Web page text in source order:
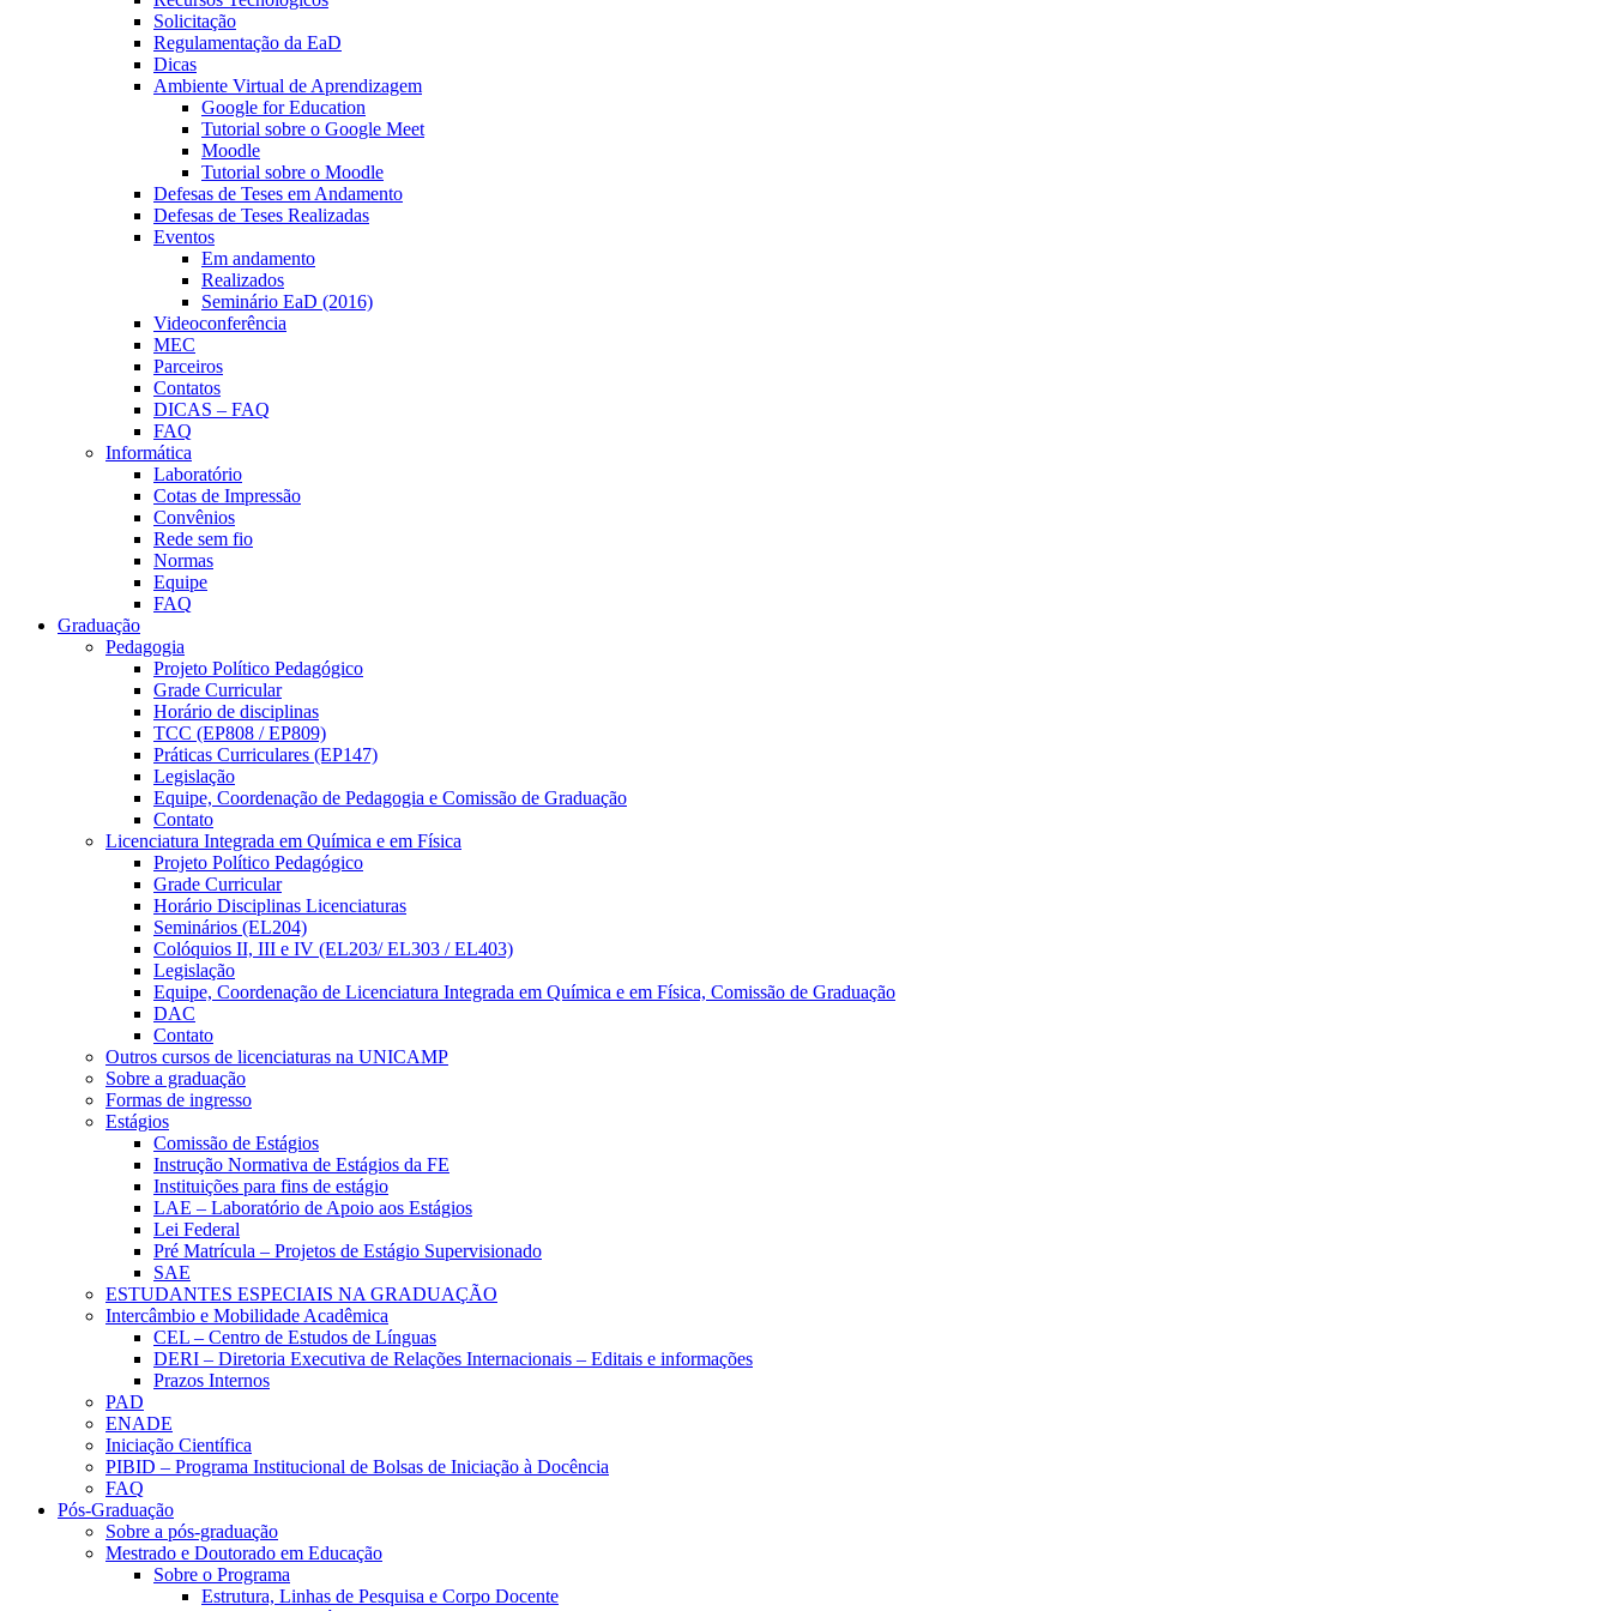
Solicitação
Regulamentação da EaD
Dicas
Ambiente Virtual de Aprendizagem
Google for Education
Tutorial sobre o Google Meet
Moodle
Tutorial sobre o Moodle
Defesas de Teses em Andamento
Defesas de Teses Realizadas
Eventos
Em andamento
Realizados
Seminário EaD (2016)
Videoconferência
MEC
Parceiros
Contatos
DICAS – FAQ
FAQ
Informática
Laboratório
Cotas de Impressão
Convênios
Rede sem fio
Normas
Equipe
FAQ
Graduação
Pedagogia
Projeto Político Pedagógico
Grade Curricular
Horário de disciplinas
TCC (EP808 / EP809)
Práticas Curriculares (EP147)
Legislação
Equipe, Coordenação de Pedagogia e Comissão de Graduação
Contato
Licenciatura Integrada em Química e em Física
Projeto Político Pedagógico
Grade Curricular
Horário Disciplinas Licenciaturas
Seminários (EL204)
Colóquios II, III e IV (EL203/ EL303 / EL403)
Legislação
Equipe, Coordenação de Licenciatura Integrada em Química e em Física, Comissão de Graduação
DAC
Contato
Outros cursos de licenciaturas na UNICAMP
Sobre a graduação
Formas de ingresso
Estágios
Comissão de Estágios
Instrução Normativa de Estágios da FE
Instituições para fins de estágio
LAE – Laboratório de Apoio aos Estágios
Lei Federal
Pré Matrícula – Projetos de Estágio Supervisionado
SAE
ESTUDANTES ESPECIAIS NA GRADUAÇÃO
Intercâmbio e Mobilidade Acadêmica
CEL – Centro de Estudos de Línguas
DERI – Diretoria Executiva de Relações Internacionais – Editais e informações
Prazos Internos
PAD
ENADE
Iniciação Científica
PIBID – Programa Institucional de Bolsas de Iniciação à Docência
FAQ
Pós-Graduação
Sobre a pós-graduação
Mestrado e Doutorado em Educação
Sobre o Programa
Estrutura, Linhas de Pesquisa e Corpo Docente